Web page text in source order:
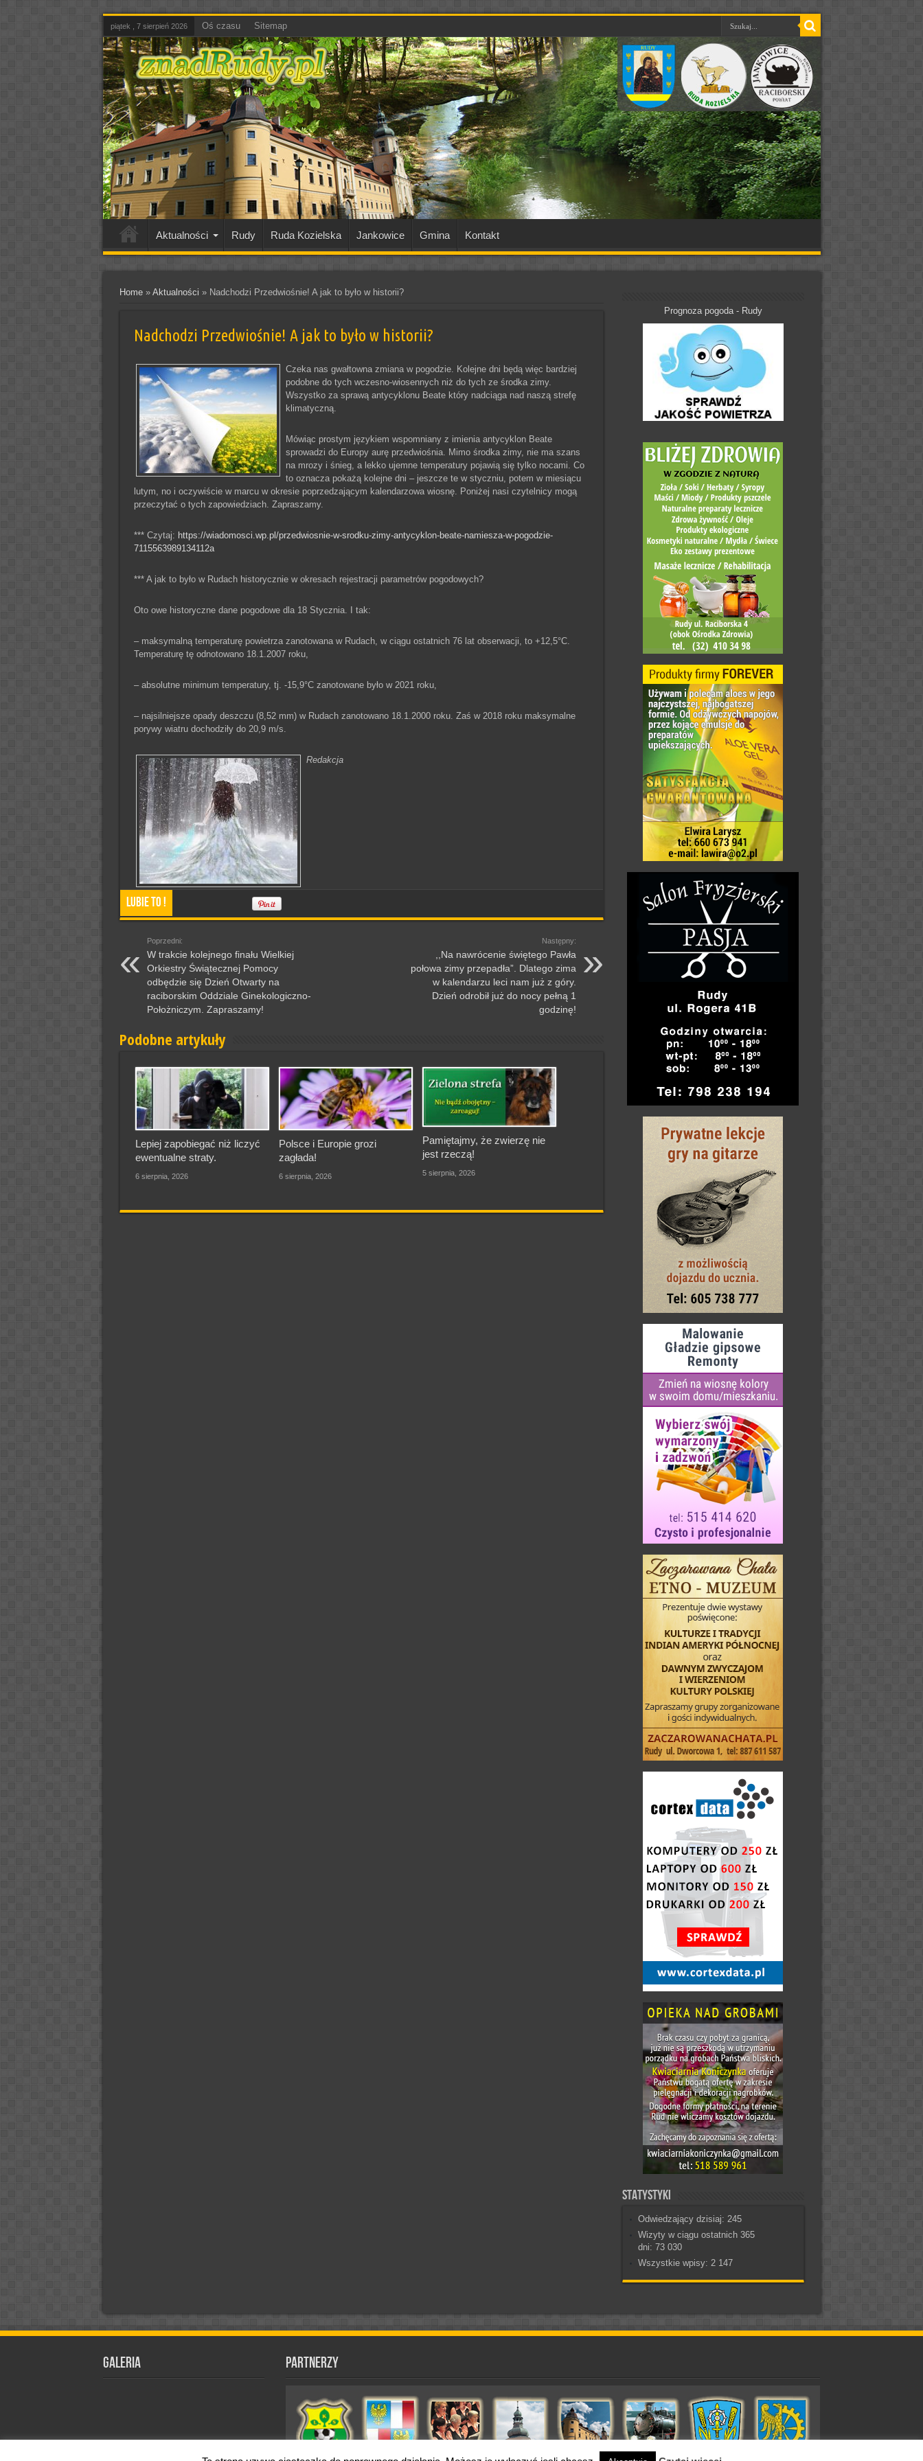
piątek , 7 sierpień 2026 Oś czasu Sitemap
Aktualności Rudy Ruda Kozielska Jankowice Gmina Kontakt
Home» Aktualności » Nadchodzi Przedwiośnie! A jak to było w historii?
Nadchodzi Przedwiośnie! A jak to było w historii?
Czeka nas gwałtowna zmiana w pogodzie. Kolejne dni będą więc bardziej
podobne do tych wczesno-wiosennych niż do tych ze środka zimy.
Wszystko za sprawą antycyklonu Beate który nadciąga nad naszą strefę
klimatyczną.
Mówiąc prostym językiem wspomniany z imienia antycyklon Beate
sprowadzi do Europy aurę przedwiośnia. Mimo środka zimy, nie ma szans
na mrozy i śnieg, a lekko ujemne temperatury pojawią się tylko nocami. Co
to oznacza pokażą kolejne dni – jeszcze te w styczniu, potem w miesiącu
lutym, no i oczywiście w marcu w okresie poprzedzającym kalendarzowa wiosnę. Poniżej nasi czytelnicy mogą
przeczytać o tych zapowiedziach. Zapraszamy.
*** Czytaj: https://wiadomosci.wp.pl/przedwiosnie-w-srodku-zimy-antycyklon-beate-namiesza-w-pogodzie-
7115563989134112a
*** A jak to było w Rudach historycznie w okresach rejestracji parametrów pogodowych?
Oto owe historyczne dane pogodowe dla 18 Stycznia. I tak:
– maksymalną temperaturę powietrza zanotowana w Rudach, w ciągu ostatnich 76 lat obserwacji, to +12,5°C.
Temperaturę tę odnotowano 18.1.2007 roku,
– absolutne minimum temperatury, tj. -15,9°C zanotowane było w 2021 roku,
– najsilniejsze opady deszczu (8,52 mm) w Rudach zanotowano 18.1.2000 roku. Zaś w 2018 roku maksymalne
porywy wiatru dochodziły do 20,9 m/s.
Redakcja
Lubie To !
Poprzedni:
W trakcie kolejnego finału Wielkiej
Orkiestry Świątecznej Pomocy
odbędzie się Dzień Otwarty na
raciborskim Oddziale Ginekologiczno-
Położniczym. Zapraszamy!
Następny:
,,Na nawrócenie świętego Pawła
połowa zimy przepadła”. Dlatego zima
w kalendarzu leci nam już z góry.
Dzień odrobił już do nocy pełną 1
godzinę!
Podobne artykuły
Lepiej zapobiegać niż liczyć
ewentualne straty.
6 sierpnia, 2026
Polsce i Europie grozi
zagłada!
6 sierpnia, 2026
Pamiętajmy, że zwierzę nie
jest rzeczą!
5 sierpnia, 2026
Prognoza pogoda - Rudy
Statystyki
Odwiedzający dzisiaj: 245
Wizyty w ciągu ostatnich 365
dni: 73 030
Wszystkie wpisy: 2 147
Galeria Partnerzy